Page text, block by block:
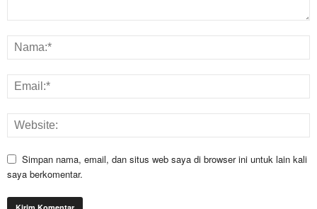
Simpan nama, email, dan situs web saya di browser ini untuk lain kali
saya berkomentar.